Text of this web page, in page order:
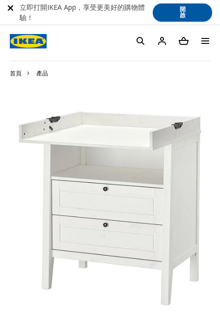
首頁 產品
立即打開IKEA App，享受更美好的購物體
驗！
開
啟